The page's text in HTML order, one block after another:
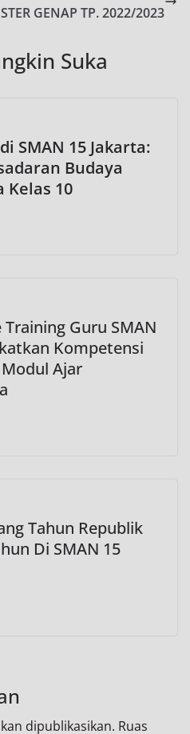
GENAP TP. 2022/2023
Suka
SMAN 15 Jakarta:
Budaya
Kelas 10
Guru SMAN
Kompetensi
Ajar
Tahun Republik
Di SMAN 15
dipublikasikan. Ruas